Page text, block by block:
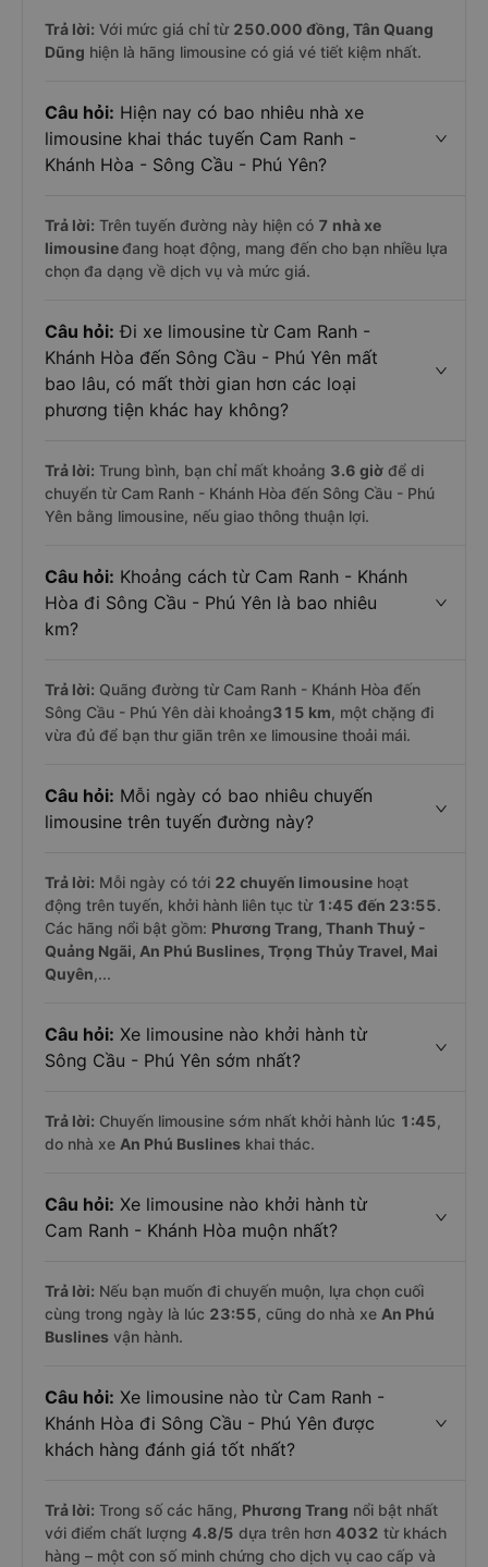
Trả lời: Với mức giá chỉ từ 250.000 đồng, Tân Quang
Dũng hiện là hãng limousine có giá vé tiết kiệm nhất.
Câu hỏi: Hiện nay có bao nhiêu nhà xe
limousine khai thác tuyến Cam Ranh -
Khánh Hòa - Sông Cầu - Phú Yên?
Trả lời: Trên tuyến đường này hiện có 7 nhà xe
limousineđang hoạt động, mang đến cho bạn nhiều lựa
chọn đa dạng về dịch vụ và mức giá.
Câu hỏi: Đi xe limousine từ Cam Ranh -
Khánh Hòa đến Sông Cầu - Phú Yên mất
bao lâu, có mất thời gian hơn các loại
phương tiện khác hay không?
Trả lời: Trung bình, bạn chỉ mất khoảng 3.6 giờ để di
chuyển từ Cam Ranh - Khánh Hòa đến Sông Cầu - Phú
Yên bằng limousine, nếu giao thông thuận lợi.
Câu hỏi: Khoảng cách từ Cam Ranh - Khánh
Hòa đi Sông Cầu - Phú Yên là bao nhiêu
km?
Trả lời: Quãng đường từ Cam Ranh - Khánh Hòa đến
Sông Cầu - Phú Yên dài khoảng315 km, một chặng đi
vừa đủ để bạn thư giãn trên xe limousine thoải mái.
Câu hỏi: Mỗi ngày có bao nhiêu chuyến
limousine trên tuyến đường này?
Trả lời: Mỗi ngày có tới 22 chuyến limousine hoạt
động trên tuyến, khởi hành liên tục từ 1:45 đến 23:55.
Các hãng nổi bật gồm: Phương Trang, Thanh Thuỷ -
Quảng Ngãi, An Phú Buslines, Trọng Thủy Travel, Mai
Quyên,...
Câu hỏi: Xe limousine nào khởi hành từ
Sông Cầu - Phú Yên sớm nhất?
Trả lời: Chuyến limousine sớm nhất khởi hành lúc 1:45,
do nhà xe An Phú Buslines khai thác.
Câu hỏi: Xe limousine nào khởi hành từ
Cam Ranh - Khánh Hòa muộn nhất?
Trả lời: Nếu bạn muốn đi chuyến muộn, lựa chọn cuối
cùng trong ngày là lúc 23:55, cũng do nhà xe An Phú
Buslines vận hành.
Câu hỏi: Xe limousine nào từ Cam Ranh -
Khánh Hòa đi Sông Cầu - Phú Yên được
khách hàng đánh giá tốt nhất?
Trả lời: Trong số các hãng, Phương Trang nổi bật nhất
với điểm chất lượng 4.8/5 dựa trên hơn 4032 từ khách
hàng – một con số minh chứng cho dịch vụ cao cấp và